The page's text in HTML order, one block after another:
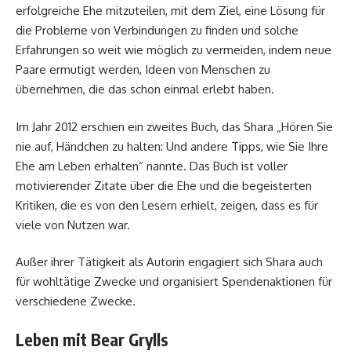
erfolgreiche Ehe mitzuteilen, mit dem Ziel, eine Lösung für
die Probleme von Verbindungen zu finden und solche
Erfahrungen so weit wie möglich zu vermeiden, indem neue
Paare ermutigt werden, Ideen von Menschen zu
übernehmen, die das schon einmal erlebt haben.
Im Jahr 2012 erschien ein zweites Buch, das Shara „Hören Sie
nie auf, Händchen zu halten: Und andere Tipps, wie Sie Ihre
Ehe am Leben erhalten“ nannte. Das Buch ist voller
motivierender Zitate über die Ehe und die begeisterten
Kritiken, die es von den Lesern erhielt, zeigen, dass es für
viele von Nutzen war.
Außer ihrer Tätigkeit als Autorin engagiert sich Shara auch
für wohltätige Zwecke und organisiert Spendenaktionen für
verschiedene Zwecke.
Leben mit Bear Grylls